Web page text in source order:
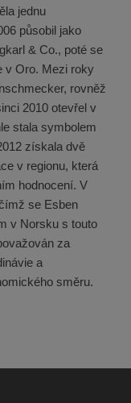
jednu
působil jako
& Co., poté se
v Oro. Mezi roky
rovněž
2010 otevřel v
stala symbolem
získala dvě
v regionu, která
hodnocení. V
se Esben
v Norsku s touto
za
a
směru.